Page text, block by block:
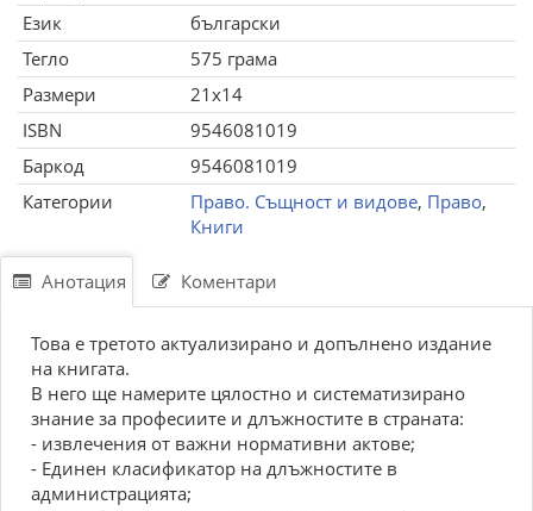
Език
български
Тегло
575 грама
Размери
21x14
ISBN
9546081019
Баркод
9546081019
Категории
Право. Същност и видове, Право,
Книги
Анотация Коментари
Това е третото актуализирано и допълнено издание
на книгата.
В него ще намерите цялостно и систематизирано
знание за професиите и длъжностите в страната:
- извлечения от важни нормативни актове;
- Единен класификатор на длъжностите в
администрацията;